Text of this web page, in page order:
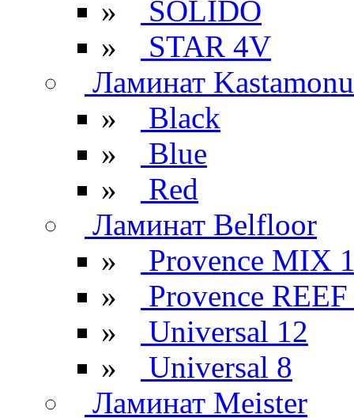
»
SOLIDO
»
STAR 4V
Ламинат Kastamonu
»
Black
»
Blue
»
Red
Ламинат Belfloor
»
Provence MIX
»
Provence
»
Universal 12
»
Universal 8
Ламинат Meister